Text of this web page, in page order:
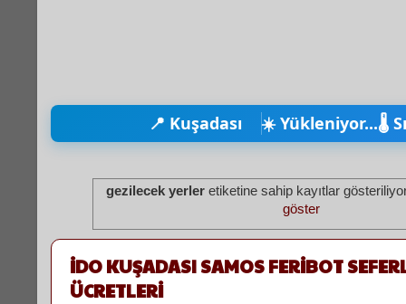
📍 Kuşadası ☀️ Yükleniyor...🌡️
gezilecek yerleretiketine sahip kayıtlar
göster
İDO KUŞADASI SAMOS FERİBOT
ÜCRETLERİ